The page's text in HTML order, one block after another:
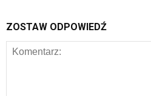
ZOSTAW ODPOWIEDŹ